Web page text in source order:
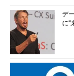
デ
に“